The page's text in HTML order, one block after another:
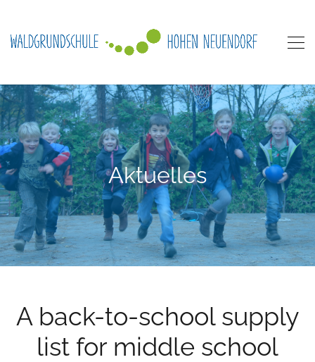
Aktuelles
A back-to-school supply
list for middle school